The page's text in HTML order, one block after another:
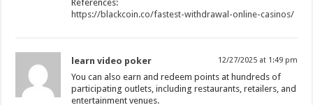
References:
https://blackcoin.co/fastest-withdrawal-online-casinos/
learn video poker 12/27/2025 at 1:49 pm
You can also earn and redeem points at hundreds of
participating outlets, including restaurants, retailers, and
entertainment venues.